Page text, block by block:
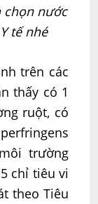
chọn nước
tế nhé
trên các
thấy có 1
ruột, có
trường
chỉ tiêu vi
theo Tiêu